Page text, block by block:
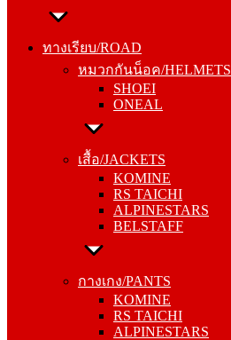
ทางเรียบ/ROAD
หมวกกันน็อค/HELMETS
SHOEI
ONEAL
เสื้อ/JACKETS
KOMINE
RS TAICHI
ALPINESTARS
BELSTAFF
กางเกง/PANTS
KOMINE
RS TAICHI
ALPINESTARS
ทางเรียบ/ROAD
หมวกกันน็อค/HELMETS
SHOEI
ONEAL
เสื้อ/JACKETS
RS TAICHI
ALPINESTARS
BELSTAFF
กางเกง/PANTS
RS TAICHI
ALPINESTARS